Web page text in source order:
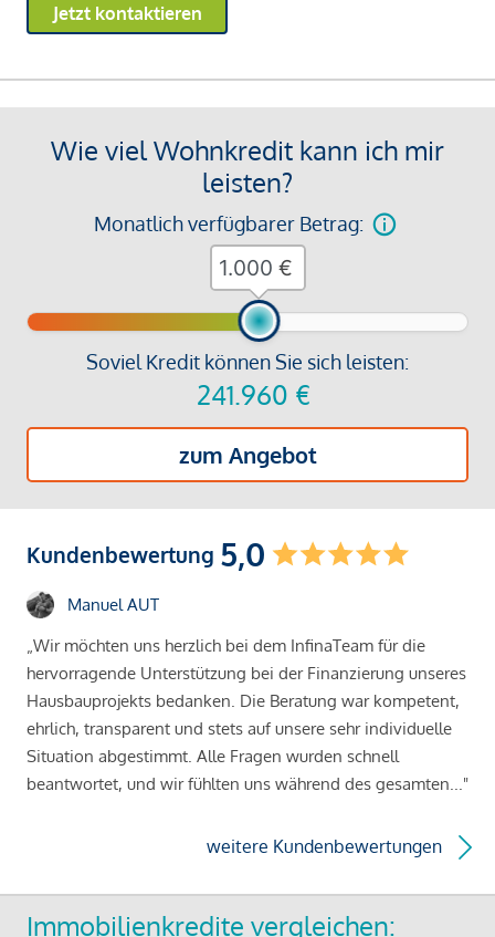
Jetzt kontaktieren
Wie viel Wohnkredit kann ich mir
leisten?
Monatlich verfügbarer Betrag:
Soviel Kredit können Sie sich leisten:
241.960 €
zum Angebot
€
Kundenbewertung 5,0
Manuel AUT
„Wir möchten uns herzlich bei dem InfinaTeam für die
hervorragende Unterstützung bei der Finanzierung unseres
Hausbauprojekts bedanken. Die Beratung war kompetent,
ehrlich, transparent und stets auf unsere sehr individuelle
Situation abgestimmt. Alle Fragen wurden schnell
beantwortet, und wir fühlten uns während des gesamten..."
weitere Kundenbewertungen
Immobilienkredite vergleichen: